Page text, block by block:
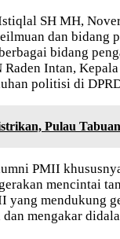
SH MH,
dan bidang
bidang
Intan,
politisi di
Pulau
PMII
mencintai
mendukung
mengakar